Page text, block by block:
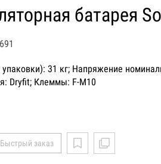
батарея
упаковки): 31 кг; Напряжение
Dryfit; Клеммы: F-M10
Быстрый заказ